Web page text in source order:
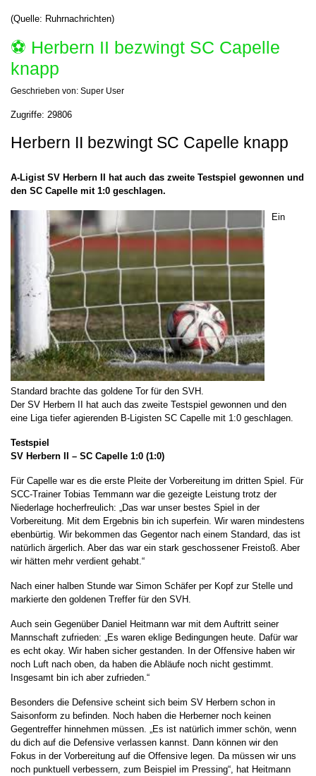
(Quelle: Ruhrnachrichten)
⚽️ Herbern II bezwingt SC Capelle
knapp
Geschrieben von: Super User
Zugriffe: 29806
Herbern II bezwingt SC Capelle knapp
A-Ligist SV Herbern II hat auch das zweite Testspiel gewonnen und
den SC Capelle mit 1:0 geschlagen.
Ein
Standard brachte das goldene Tor für den SVH.
Der SV Herbern II hat auch das zweite Testspiel gewonnen und den
eine Liga tiefer agierenden B-Ligisten SC Capelle mit 1:0 geschlagen.
Testspiel
SV Herbern II – SC Capelle 1:0 (1:0)
Für Capelle war es die erste Pleite der Vorbereitung im dritten Spiel. Für
SCC-Trainer Tobias Temmann war die gezeigte Leistung trotz der
Niederlage hocherfreulich: „Das war unser bestes Spiel in der
Vorbereitung. Mit dem Ergebnis bin ich superfein. Wir waren mindestens
ebenbürtig. Wir bekommen das Gegentor nach einem Standard, das ist
natürlich ärgerlich. Aber das war ein stark geschossener Freistoß. Aber
wir hätten mehr verdient gehabt.“
Nach einer halben Stunde war Simon Schäfer per Kopf zur Stelle und
markierte den goldenen Treffer für den SVH.
Auch sein Gegenüber Daniel Heitmann war mit dem Auftritt seiner
Mannschaft zufrieden: „Es waren eklige Bedingungen heute. Dafür war
es echt okay. Wir haben sicher gestanden. In der Offensive haben wir
noch Luft nach oben, da haben die Abläufe noch nicht gestimmt.
Insgesamt bin ich aber zufrieden.“
Besonders die Defensive scheint sich beim SV Herbern schon in
Saisonform zu befinden. Noch haben die Herberner noch keinen
Gegentreffer hinnehmen müssen. „Es ist natürlich immer schön, wenn
du dich auf die Defensive verlassen kannst. Dann können wir den
Fokus in der Vorbereitung auf die Offensive legen. Da müssen wir uns
noch punktuell verbessern, zum Beispiel im Pressing“, hat Heitmann